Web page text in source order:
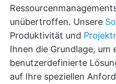
unübertroffen. Unsere
Produktivität und
Ihnen die Grundlage, um
benutzerdefinierte
auf Ihre speziellen